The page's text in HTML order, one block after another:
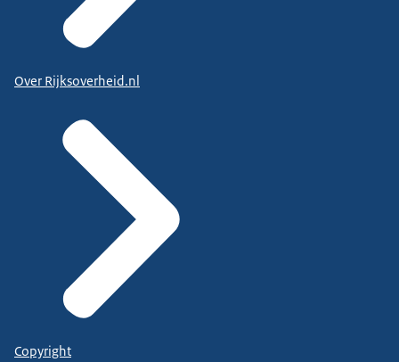
Over Rijksoverheid.nl
Copyright